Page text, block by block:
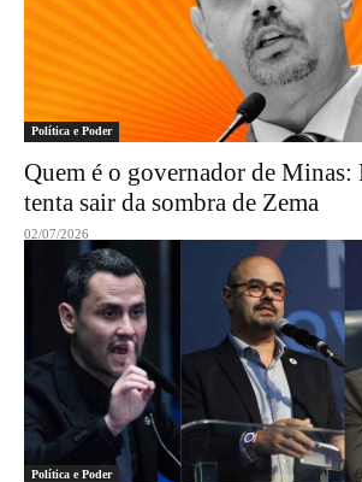
Política e Poder
Quem é o governador de Minas:
tenta sair da sombra de Zema
02/07/2026
Política e Poder